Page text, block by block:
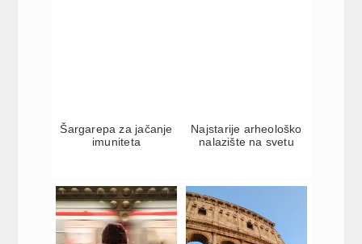
Šargarepa za jačanje
imuniteta
Najstarije arheološko
nalazište na svetu